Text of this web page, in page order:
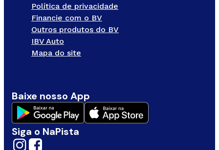
Política de privacidade
Financie com o BV
Outros produtos do BV
IBV Auto
Mapa do site
Baixe nosso App
Siga o NaPista